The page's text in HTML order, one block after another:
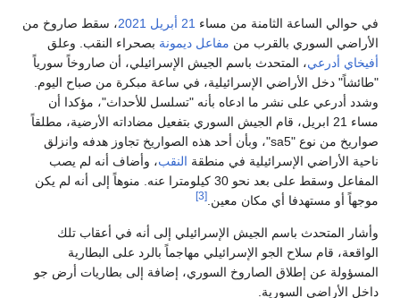
في حوالي الساعة الثامنة من مساء 21 أبريل 2021، سقط صاروخ من
الأراضي السوري بالقرب من مفاعل ديمونة بصحراء النقب. وعلق
أفيخاي أدرعي، المتحدث باسم الجيش الإسرائيلي، أن صاروخاً سورياً
"طائشاً" دخل الأراضي الإسرائيلية، في ساعة مبكرة من صباح اليوم.
وشدد أدرعي على نشر ما ادعاه بأنه "تسلسل للأحداث"، مؤكدا أن
مساء 21 ابريل، قام الجيش السوري بتفعيل مضاداته الأرضية، مطلقاً
صواريخ من نوع "sa5"، وبأن أحد هذه الصواريخ تجاوز هدفه وانزلق
ناحية الأراضي الإسرائيلية في منطقة النقب، وأضاف أنه لم يصب
المفاعل وسقط على بعد نحو 30 كيلومترا عنه. منوهاً إلى أنه لم يكن
موجهاً أو مستهدفا أي مكان معين.[3]
وأشار المتحدث باسم الجيش الإسرائيلي إلى أنه في أعقاب تلك
الواقعة، قام سلاح الجو الإسرائيلي مهاجماً بالرد على البطارية
المسؤولة عن إطلاق الصاروخ السوري، إضافة إلى بطاريات أرض جو
داخل الأراضي السورية.